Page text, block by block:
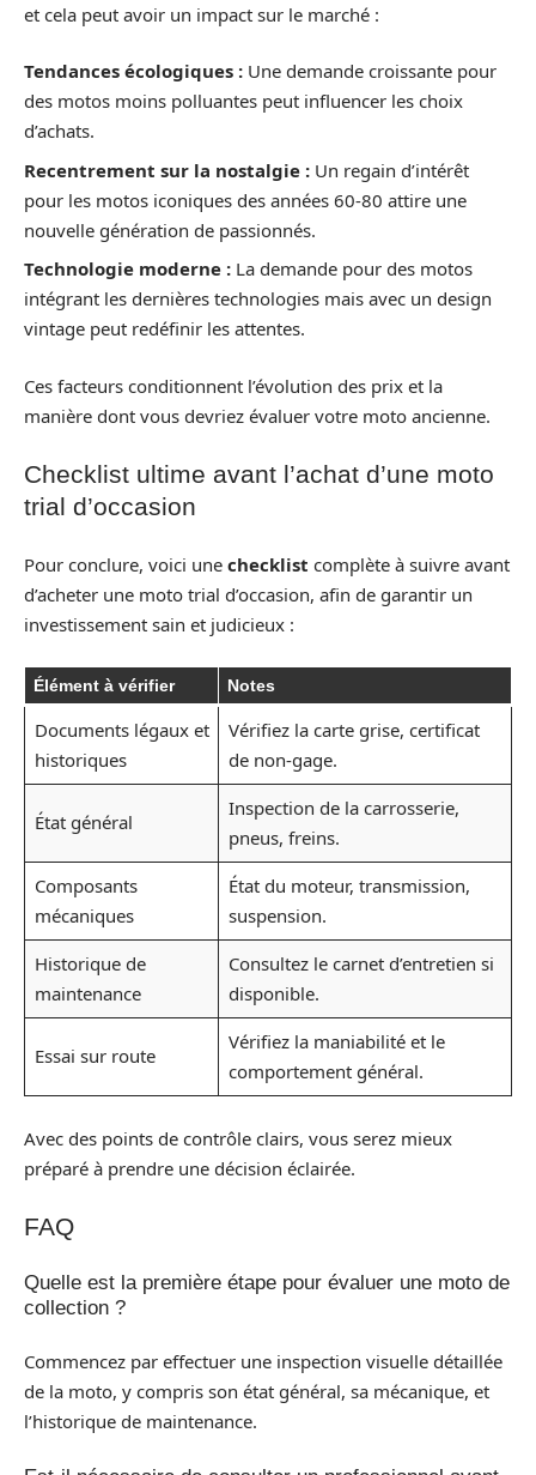
et cela peut avoir un impact sur le marché :
Tendances écologiques : Une demande croissante pour
des motos moins polluantes peut influencer les choix
d’achats.
Recentrement sur la nostalgie : Un regain d’intérêt
pour les motos iconiques des années 60-80 attire une
nouvelle génération de passionnés.
Technologie moderne : La demande pour des motos
intégrant les dernières technologies mais avec un design
vintage peut redéfinir les attentes.
Ces facteurs conditionnent l’évolution des prix et la
manière dont vous devriez évaluer votre moto ancienne.
Checklist ultime avant l’achat d’une moto
trial d’occasion
Pour conclure, voici une checklist complète à suivre avant
d’acheter une moto trial d’occasion, afin de garantir un
investissement sain et judicieux :
Élément à vérifier Notes
Documents légaux et
historiques
Vérifiez la carte grise, certificat
de non-gage.
État général
Inspection de la carrosserie,
pneus, freins.
Composants
mécaniques
État du moteur, transmission,
suspension.
Historique de
maintenance
Consultez le carnet d’entretien si
disponible.
Essai sur route
Vérifiez la maniabilité et le
comportement général.
Avec des points de contrôle clairs, vous serez mieux
préparé à prendre une décision éclairée.
FAQ
Quelle est la première étape pour évaluer une moto de
collection ?
Commencez par effectuer une inspection visuelle détaillée
de la moto, y compris son état général, sa mécanique, et
l’historique de maintenance.